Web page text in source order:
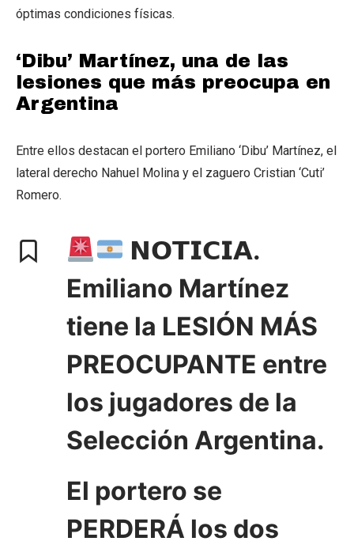
óptimas condiciones físicas.
‘Dibu’ Martínez, una de las
lesiones que más preocupa en
Argentina
Entre ellos destacan el portero Emiliano ‘Dibu’ Martínez, el
lateral derecho Nahuel Molina y el zaguero Cristian ‘Cuti’
Romero.
𝗡𝗢𝗧𝗜𝗖𝗜𝗔.
Emiliano Martínez
tiene la LESIÓN MÁS
PREOCUPANTE entre
los jugadores de la
Selección Argentina.
El portero se
PERDERÁ los dos